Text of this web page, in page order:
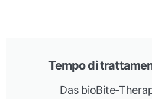
Tempo di
Das bioBite-